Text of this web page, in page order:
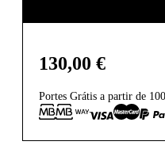
130,00 €
Portes Grátis a partir de